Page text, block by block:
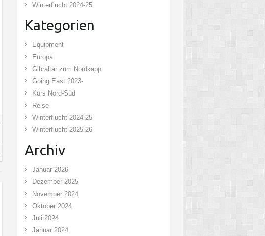
Winterflucht 2024-25
Kategorien
Equipment
Europa
Gibraltar zum Nordkapp
Going East 2023-
Kurs Nord-Süd
Reise
Winterflucht 2024-25
Winterflucht 2025-26
Archiv
Januar 2026
Dezember 2025
November 2024
Oktober 2024
Juli 2024
Januar 2024